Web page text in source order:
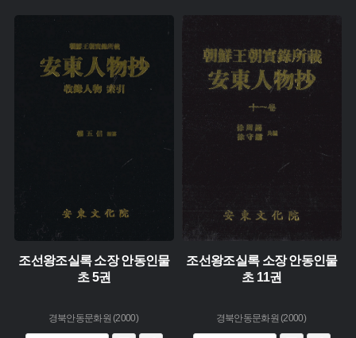
유형 :
조선왕조실록 소장 안동인물
초 5권
경북안동문화원 (2000)
유형 :
조선왕조실록 소장 안동인물
초 11권
경북안동문화원 (2000)